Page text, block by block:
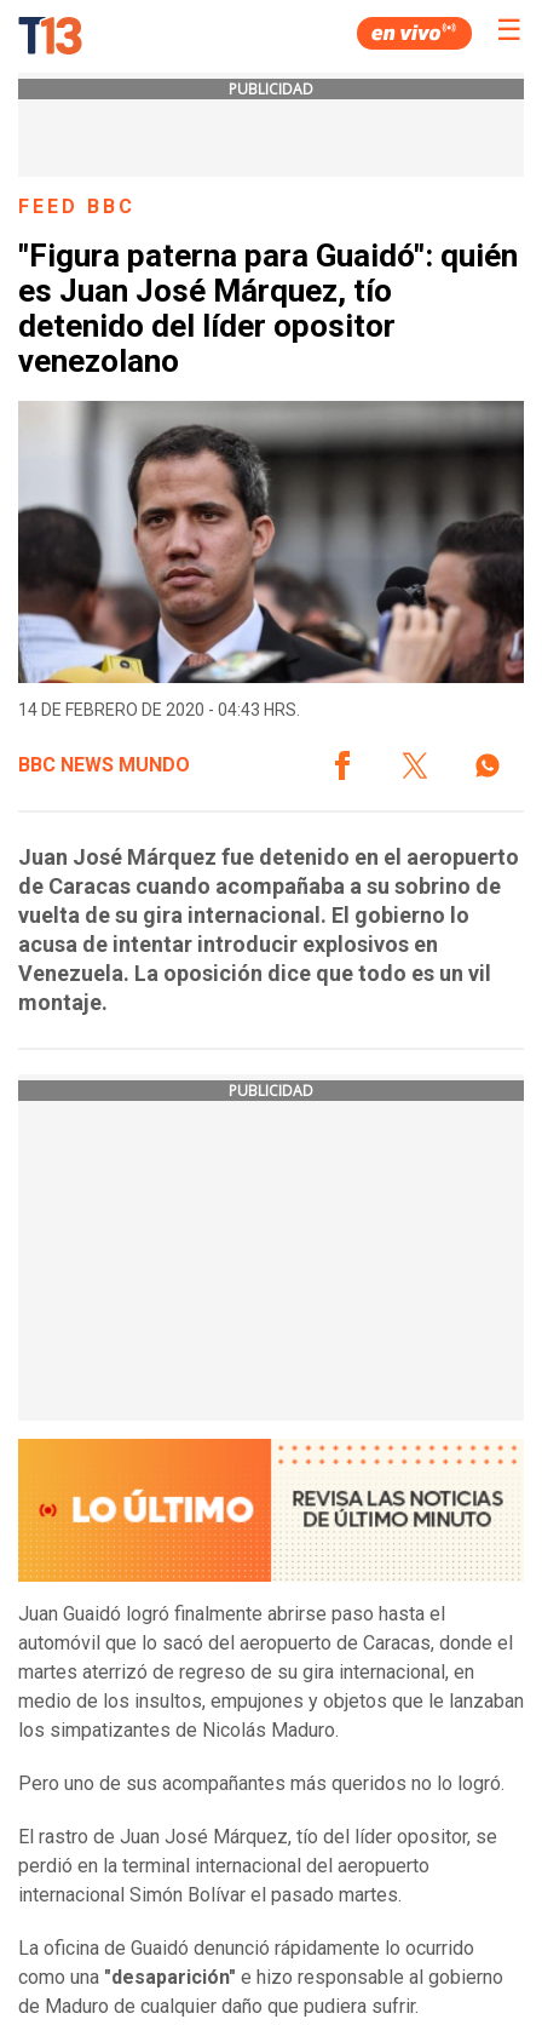
☰
PUBLICIDAD
FEED BBC
"Figura paterna para Guaidó": quién
es Juan José Márquez, tío
detenido del líder opositor
venezolano
14 DE FEBRERO DE 2020 - 04:43 HRS.
BBC NEWS MUNDO
Juan José Márquez fue detenido en el aeropuerto
de Caracas cuando acompañaba a su sobrino de
vuelta de su gira internacional. El gobierno lo
acusa de intentar introducir explosivos en
Venezuela. La oposición dice que todo es un vil
montaje.
PUBLICIDAD
Juan Guaidó logró finalmente abrirse paso hasta el
automóvil que lo sacó del aeropuerto de Caracas, donde el
martes aterrizó de regreso de su gira internacional, en
medio de los insultos, empujones y objetos que le lanzaban
los simpatizantes de Nicolás Maduro.
Pero uno de sus acompañantes más queridos no lo logró.
El rastro de Juan José Márquez, tío del líder opositor, se
perdió en la terminal internacional del aeropuerto
internacional Simón Bolívar el pasado martes.
La oficina de Guaidó denunció rápidamente lo ocurrido
como una "desaparición" e hizo responsable al gobierno
de Maduro de cualquier daño que pudiera sufrir.